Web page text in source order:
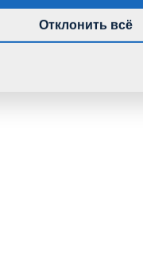
0,1020 Кг
Отклонить всё